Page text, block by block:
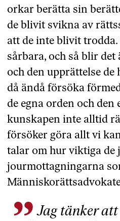
orkar berätta sin
de blivit svikna av
att de inte blivit trodda.
sårbara, och så blir det
och den upprättelse de
då ändå försöka
de egna orden och den
kunskapen inte alltid
försöker göra allt vi
talar om hur viktiga de
jourmottagningarna
Jag tänker